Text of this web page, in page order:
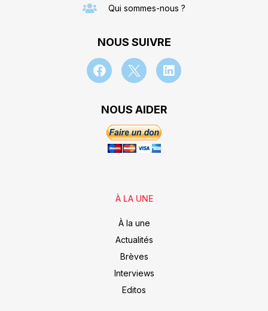
Qui sommes-nous ?
NOUS SUIVRE
NOUS AIDER
À LA UNE
À la une
Actualités
Brèves
Interviews
Editos